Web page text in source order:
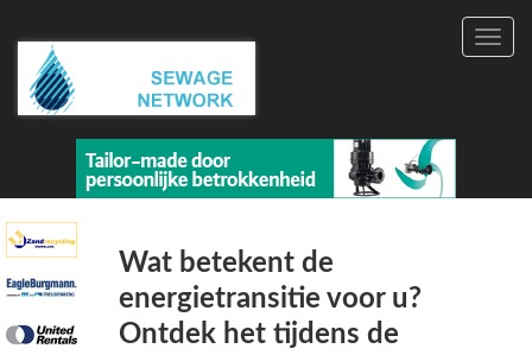
Wat betekent de
energietransitie voor u?
Ontdek het tijdens de